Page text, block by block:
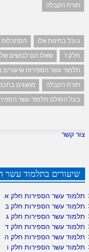
תורת הקבלה
ג וכל בחינות אלו הסתכלות
חלק ז'
שאלו הם לבושים
תלמוד עשר הספירות שיעורים
תורת הקבלה
מושגים
בעל הסולם תלמוד עשר
צור קשר
שיעורים בתלמוד עשר
תלמוד עשר הספירות חלק א
תלמוד עשר הספירות חלק ב
תלמוד עשר הספירות חלק ג
תלמוד עשר הספירות חלק ד
תלמוד עשר הספירות חלק ה
תלמוד עשר הספירות חלק ו